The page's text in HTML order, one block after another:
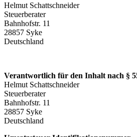
Helmut Schattschneider
Steuerberater
Bahnhofstr. 11
28857 Syke
Deutschland
Verantwortlich für den Inhalt nach §
Helmut Schattschneider
Steuerberater
Bahnhofstr. 11
28857 Syke
Deutschland